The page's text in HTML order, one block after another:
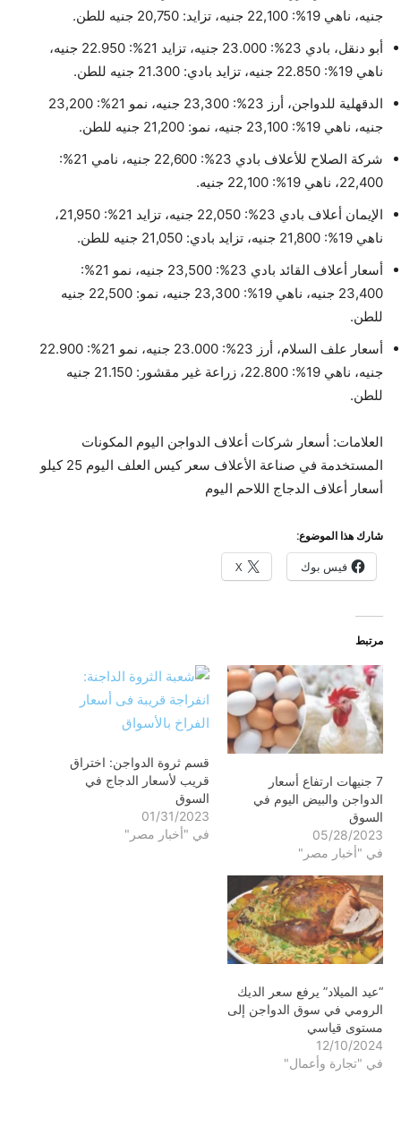
جنيه، ناهي 19%: 22,100 جنيه، تزايد: 20,750 جنيه للطن.
أبو دنقل، بادي 23%: 23.000 جنيه، تزايد 21%: 22.950 جنيه،
ناهي 19%: 22.850 جنيه، تزايد بادي: 21.300 جنيه للطن.
الدقهلية للدواجن، أرز 23%: 23,300 جنيه، نمو 21%: 23,200
جنيه، ناهي 19%: 23,100 جنيه، نمو: 21,200 جنيه للطن.
شركة الصلاح للأعلاف بادي 23%: 22,600 جنيه، نامي 21%:
22,400، ناهي 19%: 22,100 جنيه.
الإيمان أعلاف بادي 23%: 22,050 جنيه، تزايد 21%: 21,950،
ناهي 19%: 21,800 جنيه، تزايد بادي: 21,050 جنيه للطن.
أسعار أعلاف القائد بادي 23%: 23,500 جنيه، نمو 21%:
23,400 جنيه، ناهي 19%: 23,300 جنيه، نمو: 22,500 جنيه
للطن.
أسعار علف السلام، أرز 23%: 23.000 جنيه، نمو 21%: 22.900
جنيه، ناهي 19%: 22.800، زراعة غير مقشور: 21.150 جنيه
للطن.
العلامات: أسعار شركات أعلاف الدواجن اليوم المكونات
المستخدمة في صناعة الأعلاف سعر كيس العلف اليوم 25 كيلو
أسعار أعلاف الدجاج اللاحم اليوم
شارك هذا الموضوع:
فيس بوك X
مرتبط
7 جنيهات ارتفاع أسعار
الدواجن والبيض اليوم في
السوق
05/28/2023
في "أخبار مصر"
قسم ثروة الدواجن: اختراق
قريب لأسعار الدجاج في
السوق
01/31/2023
في "أخبار مصر"
“عيد الميلاد” يرفع سعر الديك
الرومي في سوق الدواجن إلى
مستوى قياسي
12/10/2024
في "تجارة وأعمال"